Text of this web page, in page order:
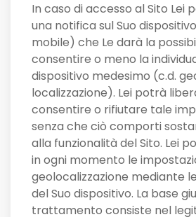
In caso di accesso al Sito Lei
una notifica sul Suo
mobile) che Le darà la
consentire o meno la
dispositivo medesimo (c.d.
localizzazione). Lei potrà
consentire o rifiutare tale
senza che ciò comporti
alla funzionalità del Sito. Lei
in ogni momento le
geolocalizzazione mediante
del Suo dispositivo. La base
trattamento consiste nel